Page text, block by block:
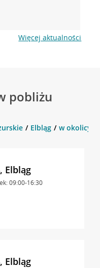
Więcej aktualności
pobliżu
Elbląg w okolicy
Elbląg
09:00-16:30
Elbląg